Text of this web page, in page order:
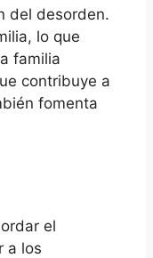
del desorden.
lo que
familia
contribuye a
fomenta
el
a los